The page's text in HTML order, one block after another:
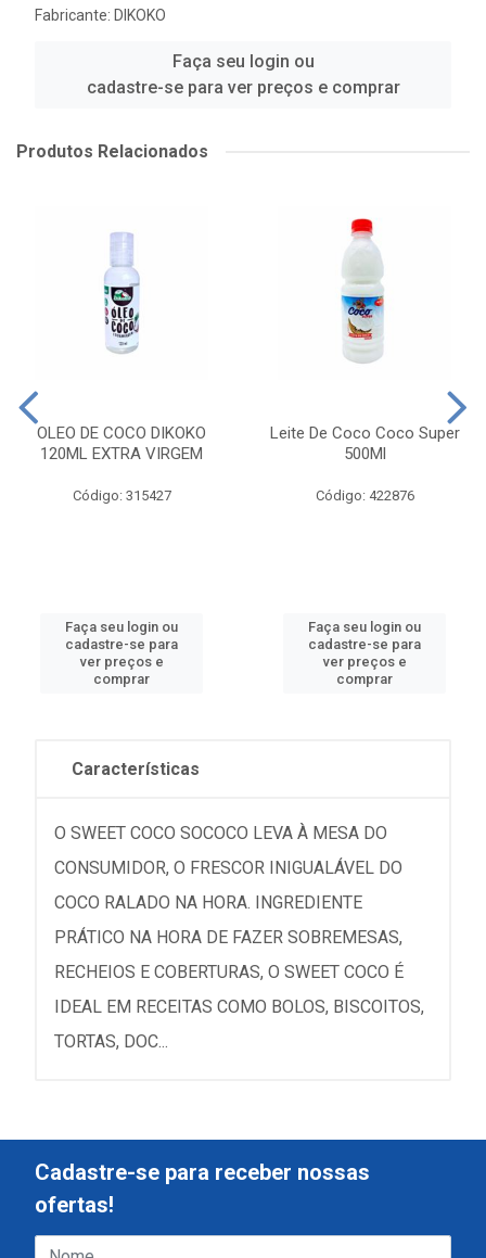
Fabricante: DIKOKO
Faça seu login ou
cadastre-se para ver preços e comprar
Produtos Relacionados
OLEO DE COCO DIKOKO
120ML EXTRA VIRGEM
Código: 315427
Faça seu login ou
cadastre-se para
ver preços e
comprar
Leite De Coco Coco Super
500Ml
Código: 422876
Faça seu login ou
cadastre-se para
ver preços e
comprar
Características
O SWEET COCO SOCOCO LEVA À MESA DO
CONSUMIDOR, O FRESCOR INIGUALÁVEL DO
COCO RALADO NA HORA. INGREDIENTE
PRÁTICO NA HORA DE FAZER SOBREMESAS,
RECHEIOS E COBERTURAS, O SWEET COCO É
IDEAL EM RECEITAS COMO BOLOS, BISCOITOS,
TORTAS, DOC...
Cadastre-se para receber nossas
ofertas!